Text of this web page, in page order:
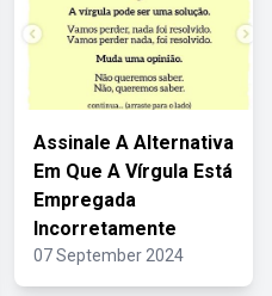
Assinale A Alternativa
Em Que A Vírgula Está
Empregada
Incorretamente
07 September 2024